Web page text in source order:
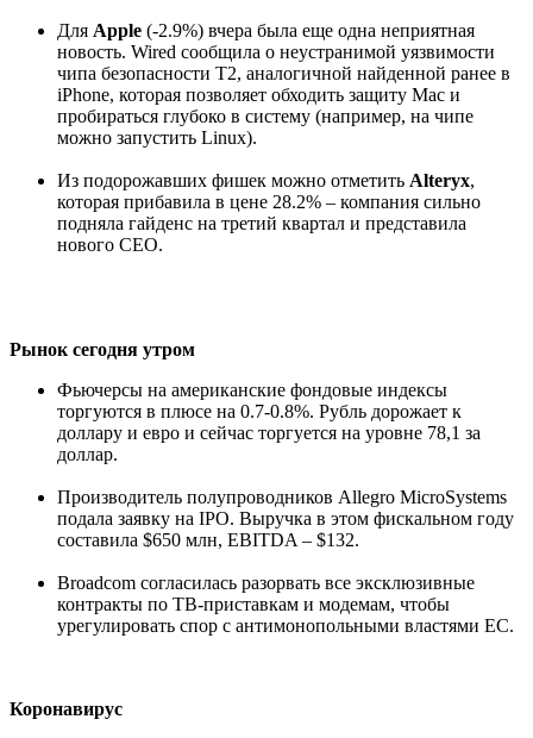
Для Apple (-2.9%) вчера была еще одна неприятная
новость. Wired сообщила о неустранимой уязвимости
чипа безопасности T2, аналогичной найденной ранее в
iPhone, которая позволяет обходить защиту Mac и
пробираться глубоко в систему (например, на чипе
можно запустить Linux).
Из подорожавших фишек можно отметить Alteryx,
которая прибавила в цене 28.2% – компания сильно
подняла гайденс на третий квартал и представила
нового CEO.
Рынок сегодня утром
Фьючерсы на американские фондовые индексы
торгуются в плюсе на 0.7-0.8%. Рубль дорожает к
доллару и евро и сейчас торгуется на уровне 78,1 за
доллар.
Производитель полупроводников Allegro MicroSystems
подала заявку на IPO. Выручка в этом фискальном году
составила $650 млн, EBITDA – $132.
Broadcom согласилась разорвать все эксклюзивные
контракты по ТВ-приставкам и модемам, чтобы
урегулировать спор с антимонопольными властями ЕС.
Коронавирус